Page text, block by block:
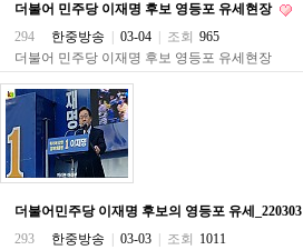
구
입
통
영
비
아
돔
더불어 민주당 이재명 후보 영등포 유세현장
294
한중방송 03-04 조회 965
더불어 민주당 이재명 후보 영등포 유세현장
더불어민주당 이재명 후보의 영등포 유세_220303
293
한중방송 03-03 조회
1011